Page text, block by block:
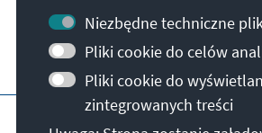
Kontakt
Dalsza działalność fundacji
Impressum Polityka
Niezbędne techniczne
Pliki cookie do celów
Pliki cookie do
zintegrowanych treści